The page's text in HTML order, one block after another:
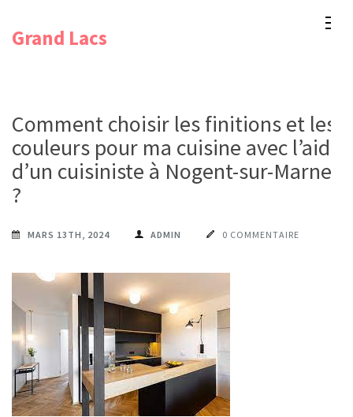
Grand Lacs
Comment choisir les finitions et les
couleurs pour ma cuisine avec l’aide
d’un cuisiniste à Nogent-sur-Marne
?
MARS 13TH, 2024 ADMIN 0 COMMENTAIRE